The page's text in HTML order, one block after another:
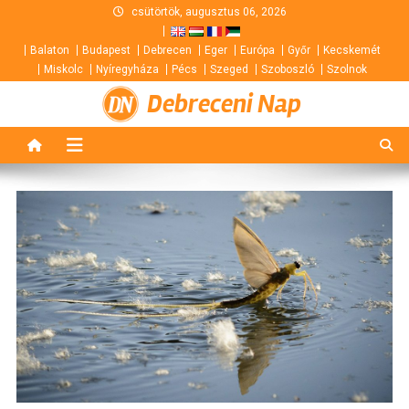
content
csütörtök, augusztus 06, 2026
Balaton Budapest Debrecen Eger Európa Győr
Kecskemét
Miskolc
Nyíregyháza Pécs Szeged Szoboszló Szolnok
Debreceni Nap